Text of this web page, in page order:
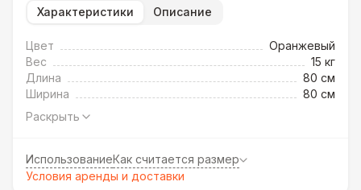
Характеристики Описание
Цвет
Оранжевый
Вес
15 кг
Длина
80 см
Ширина
80 см
Раскрыть
ИспользованиеКак считается размер
Условия аренды и доставки